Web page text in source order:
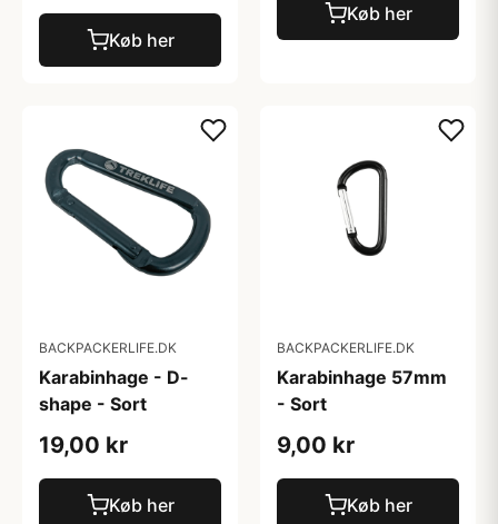
Køb her
Køb her
BACKPACKERLIFE.DK
Karabinhage - D-
shape - Sort
19,00 kr
Køb her
BACKPACKERLIFE.DK
Karabinhage 57mm
- Sort
9,00 kr
Køb her